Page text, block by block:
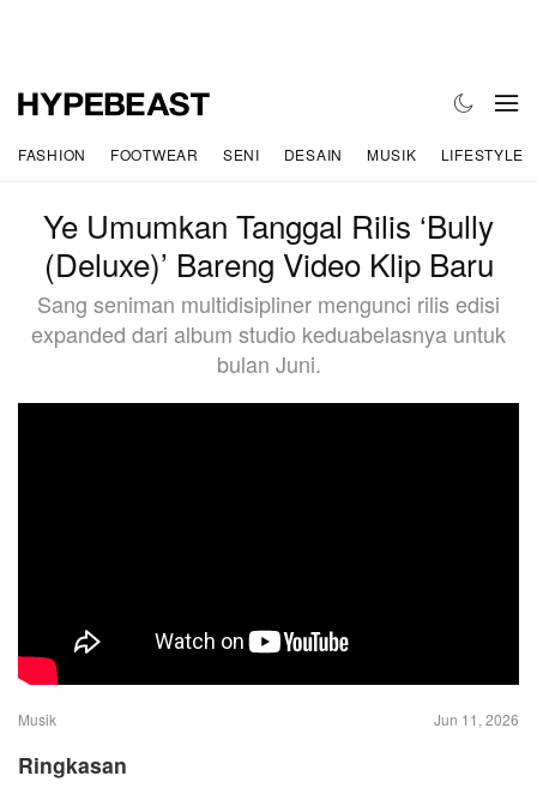
FASHION FOOTWEAR SENI DESAIN MUSIK LIFESTYLE
Ye Umumkan Tanggal Rilis ‘Bully
(Deluxe)’ Bareng Video Klip Baru
Sang seniman multidisipliner mengunci rilis edisi
expanded dari album studio keduabelasnya untuk
bulan Juni.
Musik Jun 11, 2026
Ringkasan